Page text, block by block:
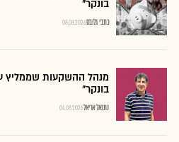
בונקר"
08.08.2026כתבי גלובס
מנהל ההשקעות שממליץ
בונקר"
04.08.2026נתנאל אריאל